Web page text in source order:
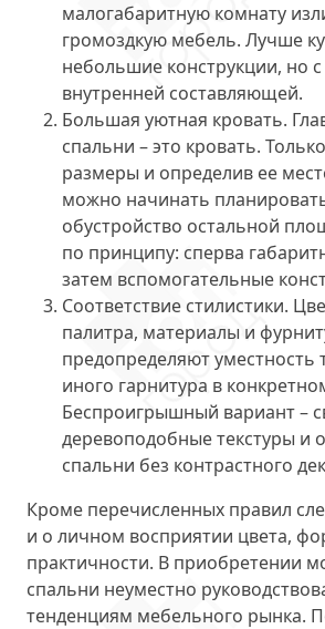
малогабаритную комнату
громоздкую мебель. Лучше
небольшие конструкции, но
внутренней составляющей.
Большая уютная кровать.
спальни – это кровать.
размеры и определив ее
можно начинать
обустройство остальной
по принципу: сперва
затем вспомогательные
Соответствие стилистики.
палитра, материалы и
предопределяют уместность
иного гарнитура в
Беспроигрышный вариант –
деревоподобные текстуры и
спальни без контрастного
Кроме перечисленных правил
и о личном восприятии цвета,
практичности. В приобретении
спальни неуместно
тенденциям мебельного рынка.